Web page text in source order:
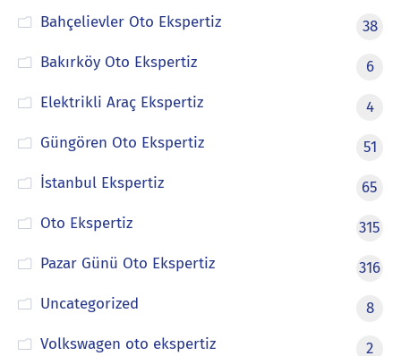
Bahçelievler Oto Ekspertiz
38
Bakırköy Oto Ekspertiz
6
Elektrikli Araç Ekspertiz
4
Güngören Oto Ekspertiz
51
İstanbul Ekspertiz
65
Oto Ekspertiz
315
Pazar Günü Oto Ekspertiz
316
Uncategorized
8
Volkswagen oto ekspertiz
2